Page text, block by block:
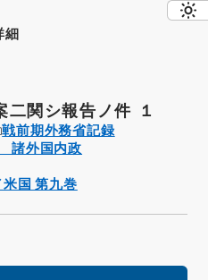
細
二関シ報告ノ件 １
戦前期外務省記録
諸外国内政
国 第九巻